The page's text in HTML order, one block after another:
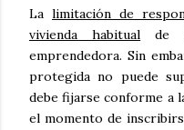
La limitación de
vivienda habitual de
emprendedora. Sin
protegida no puede
debe fijarse conforme a
el momento de